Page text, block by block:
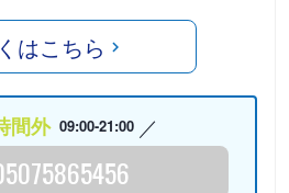
はこちら
間外 09:00-21:00